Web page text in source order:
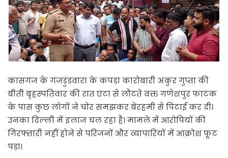
कासगंज के गंजडुंडवारा के कपड़ा कारोबारी अंकुर गुप्ता की
बीती बृहस्पतिवार की रात एटा से लौटते वक्त गणेशपुर फाटक
के पास कुछ लोगों ने चोर समझकर बेरहमी से पिटाई कर दी।
उनका दिल्ली में इलाज चल रहा है। मामले में आरोपियों की
गिरफ्तारी नहीं होने से परिजनों और व्यापारियों में आक्रोश फूट
पड़ा।